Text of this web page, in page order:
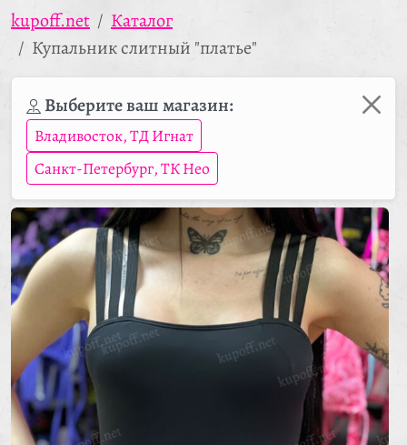
kupoff.net
Каталог
Купальник слитный "платье"
Выберите ваш магазин:
Владивосток, ТД Игнат
Санкт-Петербург, ТК Нео